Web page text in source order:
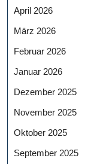
April 2026
März 2026
Februar 2026
Januar 2026
Dezember 2025
November 2025
Oktober 2025
September 2025